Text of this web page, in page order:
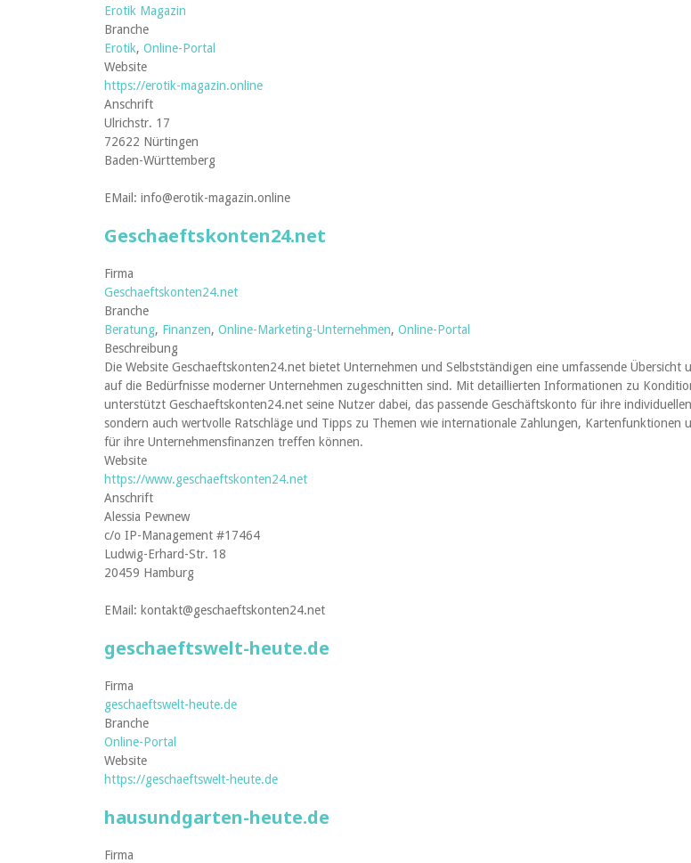
Erotik Magazin
Branche
Erotik, Online-Portal
Website
https://erotik-magazin.online
Anschrift
Ulrichstr. 17
72622 Nürtingen
Baden-Württemberg
EMail: info@erotik-magazin.online
Geschaeftskonten24.net
Firma
Geschaeftskonten24.net
Branche
Beratung, Finanzen, Online-Marketing-Unternehmen, Online-Portal
Beschreibung
Die Website Geschaeftskonten24.net bietet Unternehmen und Selbstständigen eine umfassende Übersicht
auf die Bedürfnisse moderner Unternehmen zugeschnitten sind. Mit detaillierten Informationen zu
unterstützt Geschaeftskonten24.net seine Nutzer dabei, das passende Geschäftskonto für ihre
sondern auch wertvolle Ratschläge und Tipps zu Themen wie internationale Zahlungen,
für ihre Unternehmensfinanzen treffen können.
Website
https://www.geschaeftskonten24.net
Anschrift
Alessia Pewnew
c/o IP-Management #17464
Ludwig-Erhard-Str. 18
20459 Hamburg
EMail: kontakt@geschaeftskonten24.net
geschaeftswelt-heute.de
Firma
geschaeftswelt-heute.de
Branche
Online-Portal
Website
https://geschaeftswelt-heute.de
hausundgarten-heute.de
Firma